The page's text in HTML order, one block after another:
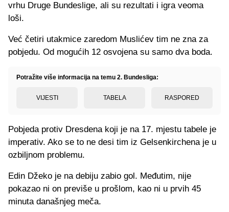
vrhu Druge Bundeslige, ali su rezultati i igra veoma
loši.
Već četiri utakmice zaredom Muslićev tim ne zna za
pobjedu. Od mogućih 12 osvojena su samo dva boda.
Potražite više informacija na temu 2. Bundesliga:
VIJESTI TABELA RASPORED
Pobjeda protiv Dresdena koji je na 17. mjestu tabele je
imperativ. Ako se to ne desi tim iz Gelsenkirchena je u
ozbiljnom problemu.
Edin Džeko je na debiju zabio gol. Međutim, nije
pokazao ni on previše u prošlom, kao ni u prvih 45
minuta današnjeg meča.